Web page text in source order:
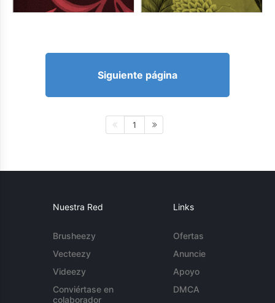
Siguiente página
1
Nuestra Red
Brusheezy
Vecteezy
Videezy
Conviértase en
colaborador
Links
Ofertas
Anuncie
Apoyo
DMCA